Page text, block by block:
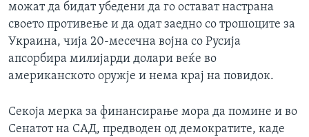
можат да бидат убедени да го остават настрана
своето противење и да одат заедно со трошоците за
Украина, чија 20-месечна војна со Русија
апсорбира милијарди долари веќе во
американското оружје и нема крај на повидок.
Секоја мерка за финансирање мора да помине и во
Сенатот на САД, предводен од демократите, каде